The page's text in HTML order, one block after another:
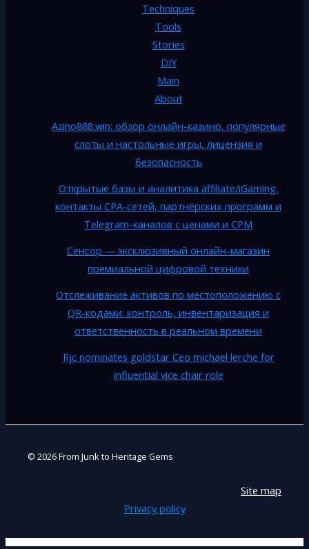
Techniques
Tools
Stories
DIY
Main
About
Azino888.win: обзор онлайн-казино, популярные
слоты и настольные игры, лицензия и
безопасность
Открытые базы и аналитика affiliate/iGaming:
контакты CPA-сетей, партнёрских программ и
Telegram-каналов с ценами и CPM
Сенсор — эксклюзивный онлайн-магазин
премиальной цифровой техники
Отслеживание активов по местоположению с
QR-кодами: контроль, инвентаризация и
ответственность в реальном времени
Rjc nominates goldstar Ceo michael lerche for
influential vice chair role
© 2026 From Junk to Heritage Gems
Site map
Privacy policy